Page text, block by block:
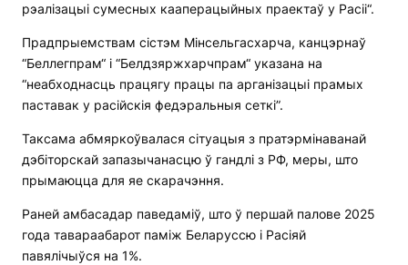
рэалізацыі сумесных кааперацыйных праектаў у Расіі“.
Прадпрыемствам сістэм Мінсельгасхарча, канцэрнаў
“Беллегпрам“ і “Белдзяржхарчпрам“ указана на
“неабходнасць працягу працы па арганізацыі прамых
паставак у расійскія федэральныя сеткі”.
Таксама абмяркоўвалася сітуацыя з пратэрмінаванай
дэбіторскай запазычанасцю ў гандлі з РФ, меры, што
прымаюцца для яе скарачэння.
Раней амбасадар паведаміў, што ў першай палове 2025
года тавараабарот паміж Беларуссю і Расіяй
павялічыўся на 1%.